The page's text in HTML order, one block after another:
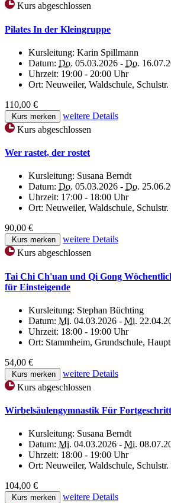
Kurs abgeschlossen
Pilates In der Kleingruppe
Kursleitung: Karin Spillmann
Datum: Do. 05.03.2026 - Do.
Uhrzeit: 19:00 - 20:00 Uhr
Ort: Neuweiler, Waldschule,
110,00 €
Kurs merken
weitere Details
Kurs abgeschlossen
Wer rastet, der rostet
Kursleitung: Susana Berndt
Datum: Do. 05.03.2026 - Do.
Uhrzeit: 17:00 - 18:00 Uhr
Ort: Neuweiler, Waldschule,
90,00 €
Kurs merken
weitere Details
Kurs abgeschlossen
Tai Chi Ch'uan und Qi Gong
für Einsteigende
Kursleitung: Stephan Büchting
Datum: Mi. 04.03.2026 - Mi.
Uhrzeit: 18:00 - 19:00 Uhr
Ort: Stammheim, Grundschule,
54,00 €
Kurs merken
weitere Details
Kurs abgeschlossen
Wirbelsäulengymnastik Für
Kursleitung: Susana Berndt
Datum: Mi. 04.03.2026 - Mi.
Uhrzeit: 18:00 - 19:00 Uhr
Ort: Neuweiler, Waldschule,
104,00 €
Kurs merken
weitere Details